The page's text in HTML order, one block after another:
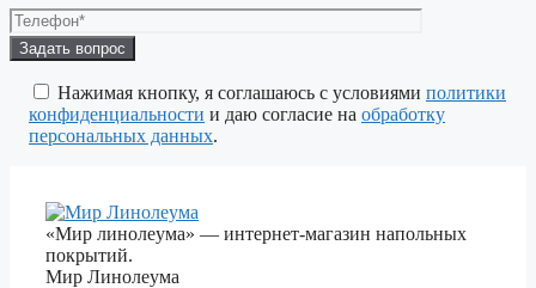
Оставьте
это
поле
пустым.
Нажимая кнопку, я соглашаюсь с условиями политики
конфиденциальности и даю согласие на обработку
персональных данных.
«Мир линолеума» — интернет-магазин напольных
покрытий.
Мир Линолеума